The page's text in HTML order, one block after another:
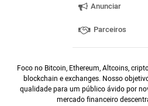
Anunciar
Parceiros
Foco no Bitcoin, Ethereum, Altcoins,
blockchain e exchanges. Nosso
qualidade para um público ávido por
mercado financeiro